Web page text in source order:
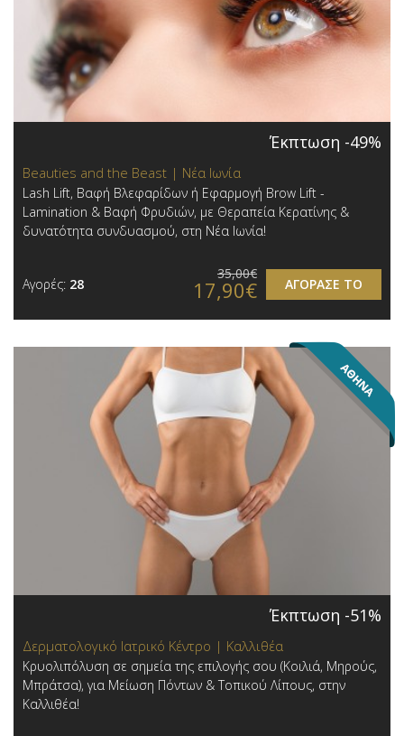
Έκπτωση -49%
Beauties and the Beast | Νέα Ιωνία
Lash Lift, Βαφή Βλεφαρίδων ή Εφαρμογή Brow Lift -
Lamination & Βαφή Φρυδιών, με Θεραπεία Κερατίνης &
δυνατότητα συνδυασμού, στη Νέα Ιωνία!
Αγορές: 28 ΑΓΟΡΑΣΕ ΤΟ
35,00€
17,90€
Έκπτωση -51%
Δερματολογικό Ιατρικό Κέντρο | Καλλιθέα
Κρυολιπόλυση σε σημεία της επιλογής σου (Κοιλιά, Μηρούς,
Μπράτσα), για Μείωση Πόντων & Τοπικού Λίπους, στην
Καλλιθέα!